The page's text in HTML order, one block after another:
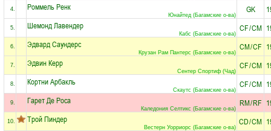
4. Роммель Ренк
Юнайтед (Багамские о-ва)
GK
5. Шемонд Лавендер
Кабс (Багамские о-ва)
CF/CM
6. Эдвард Саундерс
Крузан Рам Пантерс (Багамские о-ва)
CM/CF
7. Эдвин Керр
Сентер Спортиф (Чад)
CF/CM
8. Кортни Арбакль
Скаутс (Багамские о-ва)
CF/CM
9. Гарет Де Роса
Каледония Селтикс (Багамские о-ва)
RM/RF
10. Трой Пиндер
Вестерн Уорриорс (Багамские о-ва)
CD/CM